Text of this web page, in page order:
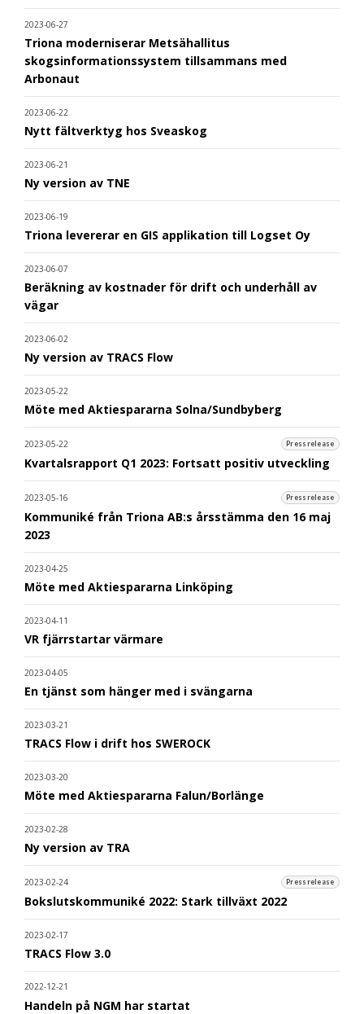
2023-06-27
Triona moderniserar Metsähallitus
skogsinformationssystem tillsammans med
Arbonaut
2023-06-22
Nytt fältverktyg hos Sveaskog
2023-06-21
Ny version av TNE
2023-06-19
Triona levererar en GIS applikation till Logset Oy
2023-06-07
Beräkning av kostnader för drift och underhåll av
vägar
2023-06-02
Ny version av TRACS Flow
2023-05-22
Möte med Aktiespararna Solna/Sundbyberg
2023-05-22 Pressrelease
Kvartalsrapport Q1 2023: Fortsatt positiv utveckling
2023-05-16 Pressrelease
Kommuniké från Triona AB:s årsstämma den 16 maj
2023
2023-04-25
Möte med Aktiespararna Linköping
2023-04-11
VR fjärrstartar värmare
2023-04-05
En tjänst som hänger med i svängarna
2023-03-21
TRACS Flow i drift hos SWEROCK
2023-03-20
Möte med Aktiespararna Falun/Borlänge
2023-02-28
Ny version av TRA
2023-02-24 Pressrelease
Bokslutskommuniké 2022: Stark tillväxt 2022
2023-02-17
TRACS Flow 3.0
2022-12-21
Handeln på NGM har startat